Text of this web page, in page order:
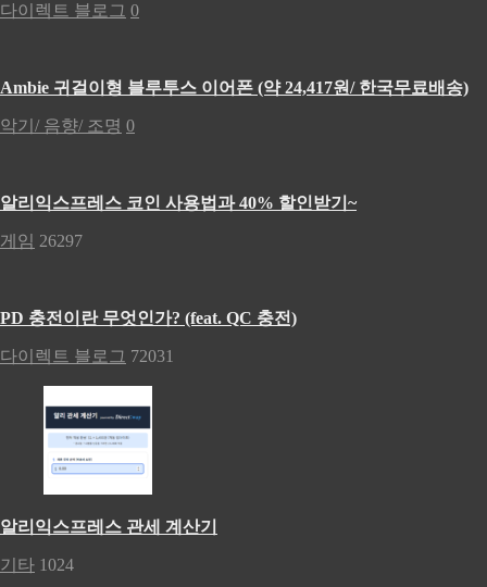
다이렉트 블로그 0
Ambie 귀걸이형 블루투스 이어폰 (약 24,417원/ 한국무료배송)
악기/ 음향/ 조명 0
알리익스프레스 코인 사용법과 40% 할인받기~
게임 26297
PD 충전이란 무엇인가? (feat. QC 충전)
다이렉트 블로그 72031
알리익스프레스 관세 계산기
기타 1024